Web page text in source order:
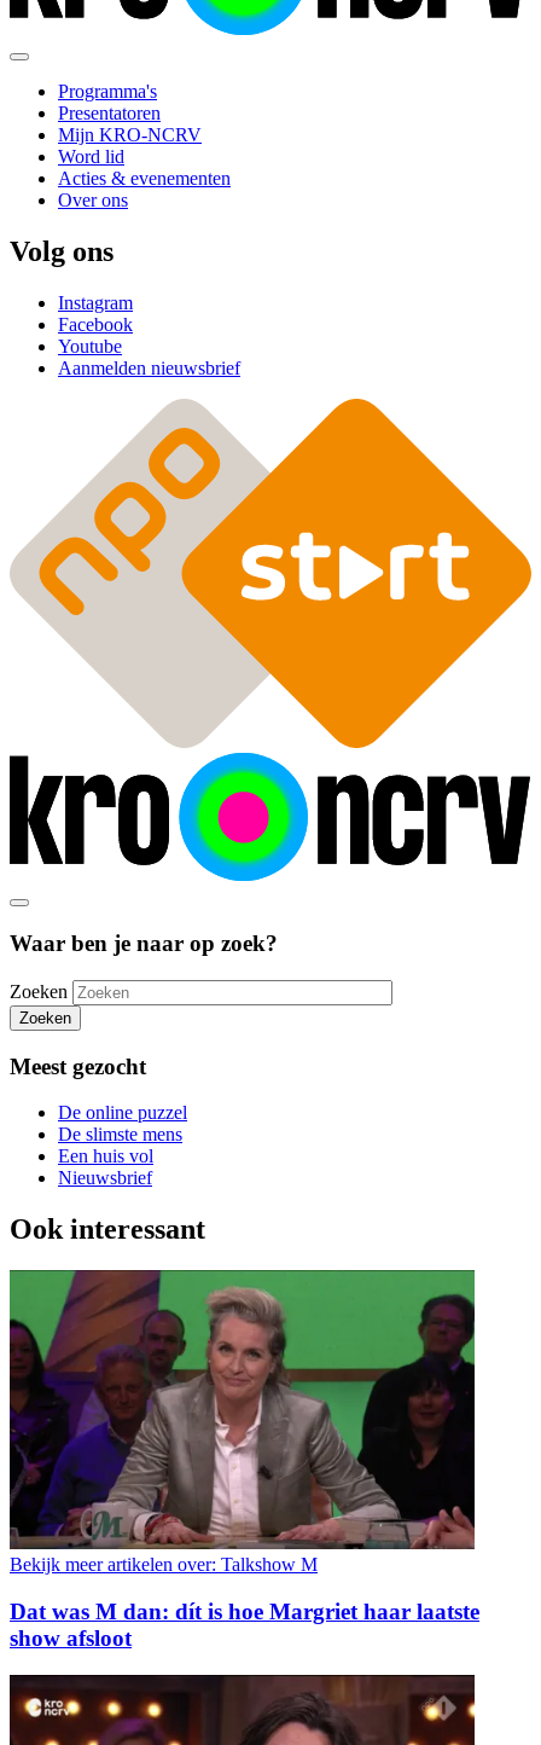
Programma's
Presentatoren
Mijn KRO-NCRV
Word lid
Acties & evenementen
Over ons
Volg ons
Instagram
Facebook
Youtube
Aanmelden nieuwsbrief
Waar ben je naar op zoek?
Zoeken
Zoeken
Meest gezocht
De online puzzel
De slimste mens
Een huis vol
Nieuwsbrief
Ook interessant
Bekijk meer artikelen over: Talkshow M
Dat was M dan: dít is hoe Margriet haar laatste
show afsloot